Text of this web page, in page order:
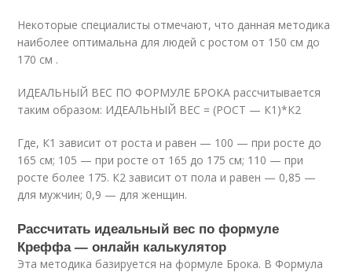
Некоторые специалисты отмечают, что данная методика
наиболее оптимальна для людей с ростом от 150 см до
170 см .
ИДЕАЛЬНЫЙ ВЕС ПО ФОРМУЛЕ БРОКА рассчитывается
таким образом: ИДЕАЛЬНЫЙ ВЕС = (РОСТ — К1)*К2
Где, К1 зависит от роста и равен — 100 — при росте до
165 см; 105 — при росте от 165 до 175 см; 110 — при
росте более 175. К2 зависит от пола и равен — 0,85 —
для мужчин; 0,9 — для женщин.
Рассчитать идеальный вес по формуле
Креффа — онлайн калькулятор
Эта методика базируется на формуле Брока. В Формула